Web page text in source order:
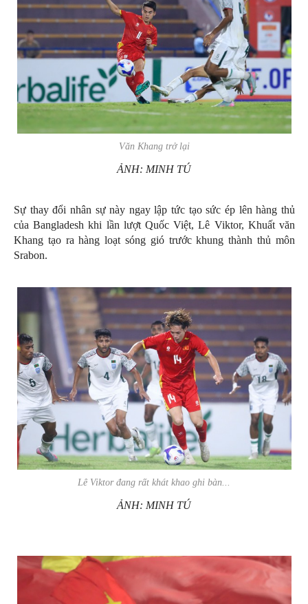
Văn Khang trở lại
ẢNH: MINH TÚ
Sự thay đổi nhân sự này ngay lập tức tạo sức ép lên hàng thủ
của Bangladesh khi lần lượt Quốc Việt, Lê Viktor, Khuất văn
Khang tạo ra hàng loạt sóng gió trước khung thành thủ môn
Srabon.
Lê Viktor đang rất khát khao ghi bàn...
ẢNH: MINH TÚ